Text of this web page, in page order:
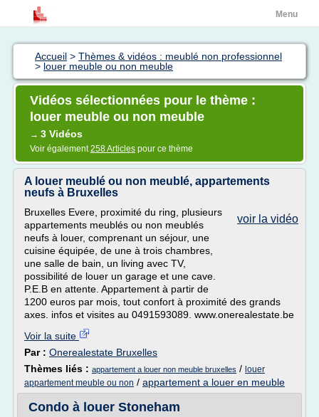
Menu
Accueil > Thèmes & vidéos : meublé non professionnel
> louer meuble ou non meuble
Vidéos sélectionnées pour le thème :
louer meuble ou non meuble
→ 3 Vidéos
Voir également258 Articles pour ce thème
A louer meublé ou non meublé, appartements
neufs à Bruxelles
voir la vidéo
Bruxelles Evere, proximité du ring, plusieurs
appartements meublés ou non meublés
neufs à louer, comprenant un séjour, une
cuisine équipée, de une à trois chambres,
une salle de bain, un living avec TV,
possibilité de louer un garage et une cave.
P.E.B en attente. Appartement à partir de
1200 euros par mois, tout confort à proximité des grands
axes. infos et visites au 0491593089. www.onerealestate.be
Voir la suite
Par : Onerealestate Bruxelles
Thèmes liés : appartement a louer non meuble bruxelles / louer
appartement meuble ou non / appartement a louer en meuble
Condo à louer Stoneham